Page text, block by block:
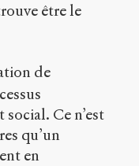
être le
de
Ce n’est
qu’un
en